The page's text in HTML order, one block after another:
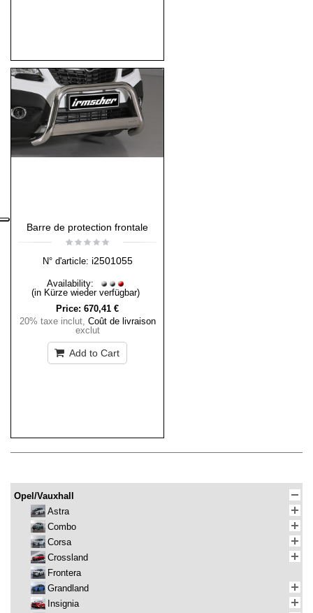
Barre de protection frontale
N° d'article: i2501055
Availability:
(in Kürze wieder verfügbar)
Price: 670,41 €
20% taxe inclut, Coût de livraison
exclut
Add to Cart
Opel/Vauxhall
Astra
Combo
Corsa
Crossland
Frontera
Grandland
Insignia